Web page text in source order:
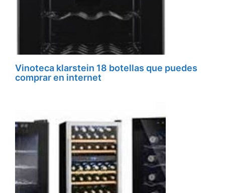
Vinoteca klarstein 18 botellas que puedes
comprar en internet